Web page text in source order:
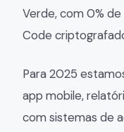
Verde, com 0%
Code
Para 2025
app mobile,
com sistemas de